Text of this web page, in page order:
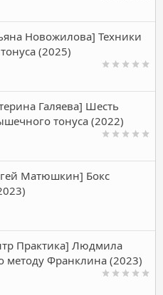
Новожилова] Техники
(2025)
Галяева] Шесть
тонуса (2022)
Матюшкин] Бокс
Практика] Людмила
методу Франклина (2023)